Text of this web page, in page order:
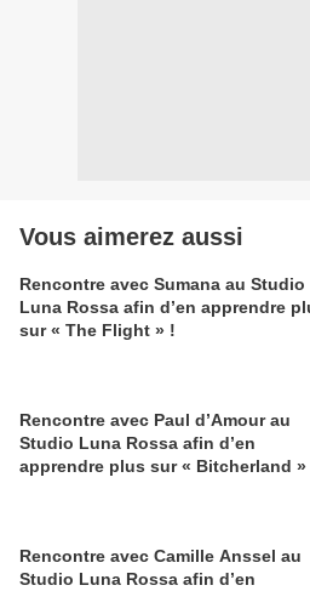
Vous aimerez aussi
Rencontre avec Sumana au Studio
Luna Rossa afin d’en apprendre
sur « The Flight » !
Rencontre avec Paul d’Amour au
Studio Luna Rossa afin d’en
apprendre plus sur « Bitcherland »
Rencontre avec Camille Anssel au
Studio Luna Rossa afin d’en